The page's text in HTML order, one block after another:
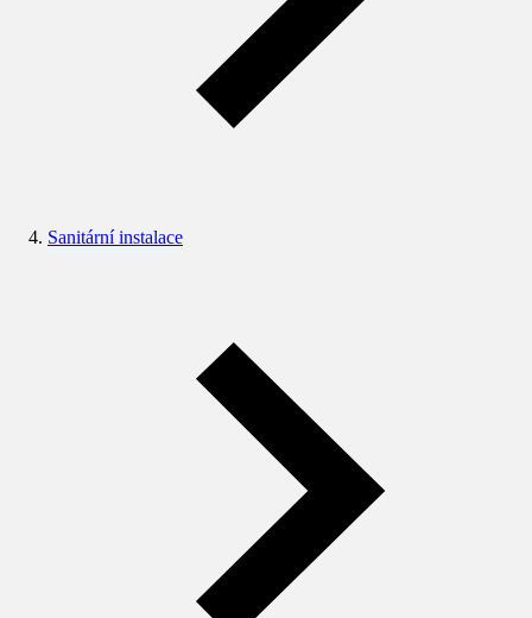
Sanitární instalace